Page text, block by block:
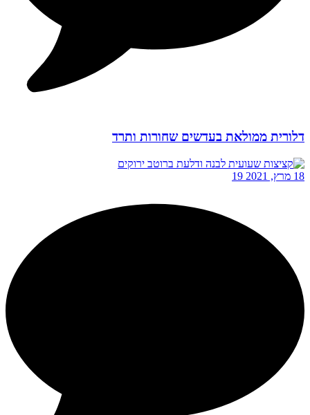
דלורית ממולאת בעדשים שחורות ותרד
18 מרץ, 2021 19